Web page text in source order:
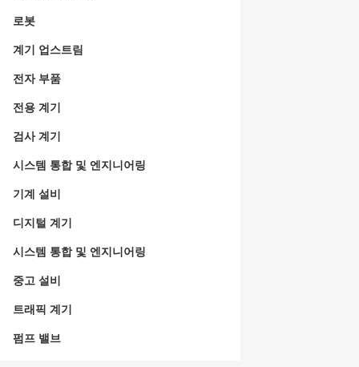
로봇
계기 업스트림
전자 부품
전용 계기
검사 계기
시스템 통합 및 엔지니어링
기계 설비
디지털 계기
시스템 통합 및 엔지니어링
중고 설비
트래픽 계기
펌프 밸브